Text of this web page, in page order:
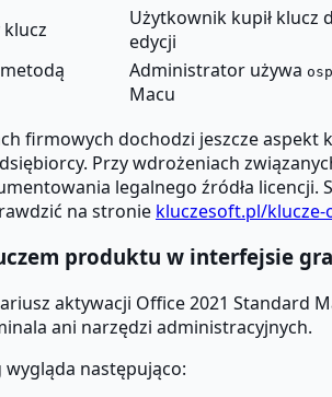
klucz
Użytkownik kupił klucz
edycji
Administrator używa
Macu
firmowych dochodzi jeszcze aspekt
Przy wdrożeniach
legalnego źródła
na stronie kluczesoft.pl/klucze-
produktu w interfejsie
aktywacji Office 2021 Standard
ani narzędzi administracyjnych.
następująco: